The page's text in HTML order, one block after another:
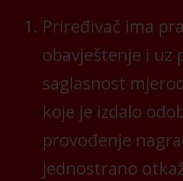
Priređivač ima
obavještenje i uz
saglasnost
koje je izdalo
provođenje
jednostrano